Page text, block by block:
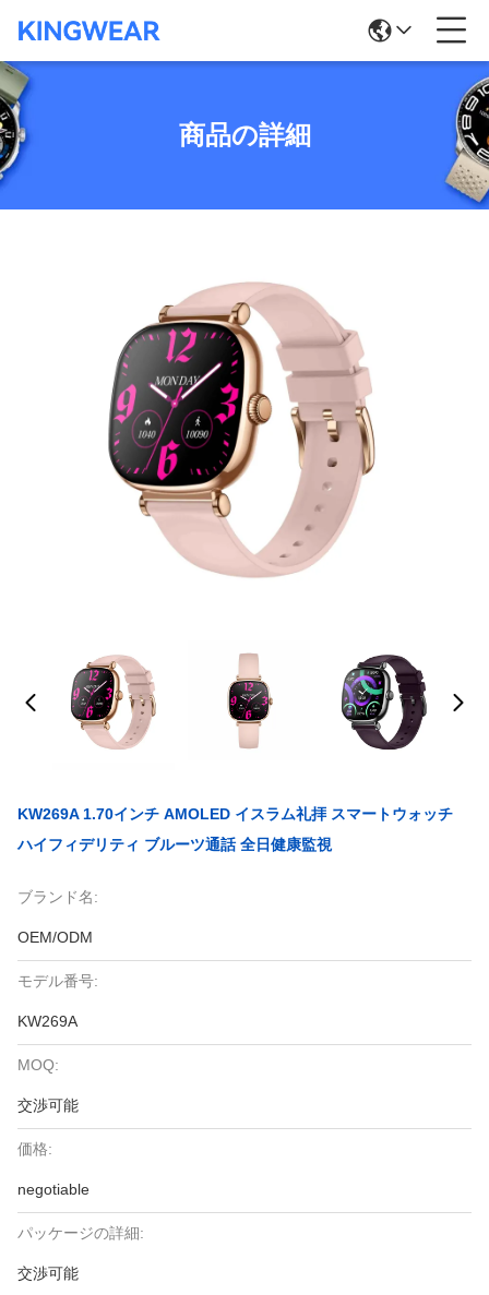
商品の詳細
KW269A 1.70インチ AMOLED イスラム礼拝 スマートウォッチ
ハイフィデリティ ブルーツ通話 全日健康監視
ブランド名:
OEM/ODM
モデル番号:
KW269A
MOQ:
交渉可能
価格:
negotiable
パッケージの詳細:
交渉可能